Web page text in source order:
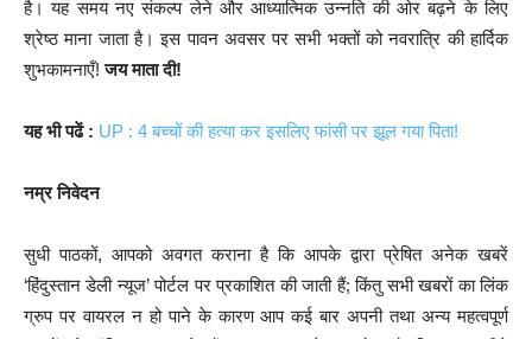
है। यह समय नए संकल्प लेने और आध्यात्मिक उन्नति की ओर बढ़ने के लिए
श्रेष्ठ माना जाता है। इस पावन अवसर पर सभी भक्तों को नवरात्रि की हार्दिक
शुभकामनाएँ!जय माता दी!
यह भी पढें : UP : 4 बच्चों की हत्या कर इसलिए फांसी पर झूल गया पिता!
नम्र निवेदन
सुधी पाठकों, आपको अवगत कराना है कि आपके द्वारा प्रेषित अनेक खबरें
‘हिंदुस्तान डेली न्यूज’ पोर्टल पर प्रकाशित की जाती हैं; किंतु सभी खबरों का लिंक
ग्रुप पर वायरल न हो पाने के कारण आप कई बार अपनी तथा अन्य महत्वपूर्ण